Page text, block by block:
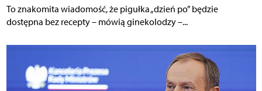
To znakomita wiadomość, że pigułka „dzień po” będzie
dostępna bez recepty – mówią ginekolodzy –...